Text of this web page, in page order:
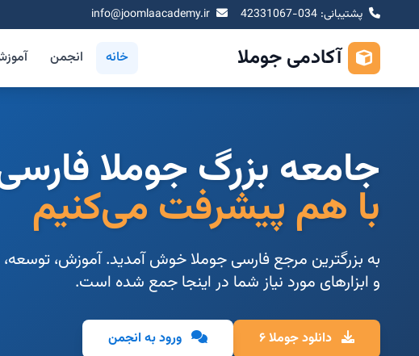
پشتیبانی: 034-42331067
آکادمی جوملا خانه انجمن
جامعه بزرگ جوملا
با هم پیشرفت می‌کنیم
به بزرگترین مرجع فارسی جوملا خوش آمدید. آموزش، توسعه،
و ابزارهای مورد نیاز شما در اینجا جمع شده است.
دانلود جوملا ۶ ورود به انجمن